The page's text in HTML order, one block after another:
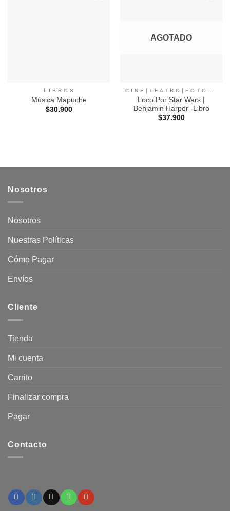
L I B R O S
Música Mapuche
$30.900
AGOTADO
Loco Por Star Wars |
Benjamin Harper -Libro
$37.900
Nosotros
Nosotros
Nuestras Políticas
Cómo Pagar
Envíos
Cliente
Tienda
Mi cuenta
Carrito
Finalizar compra
Pagar
Contacto